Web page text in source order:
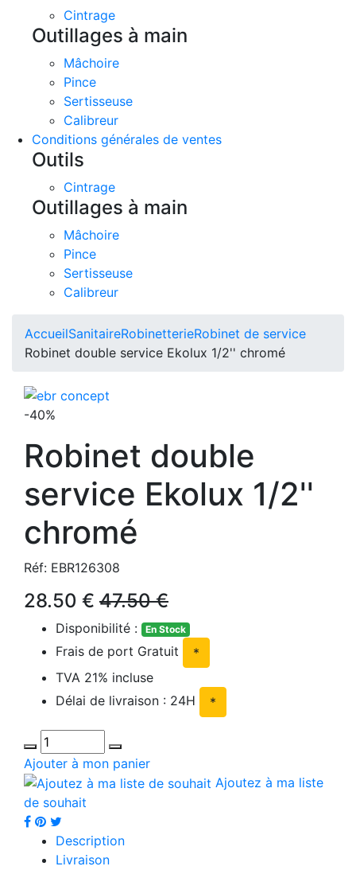
Cintrage
Outillages à main
Mâchoire
Pince
Sertisseuse
Calibreur
Conditions générales de ventes
Outils
Cintrage
Outillages à main
Mâchoire
Pince
Sertisseuse
Calibreur
AccueilSanitaireRobinetterieRobinet de service
Robinet double service Ekolux 1/2'' chromé
-40%
Robinet double
service Ekolux 1/2''
chromé
Réf: EBR126308
28.50 € 47.50 €
Disponibilité : En Stock
Frais de port Gratuit
*
TVA 21% incluse
Délai de livraison : 24H
*
Ajouter à mon panier
Ajoutez à ma liste
de souhait
Description
Livraison